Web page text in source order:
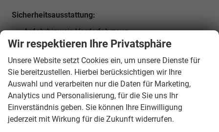
Sicherheitsausstattung:
Anfahrhinweis Vorderfahrzeug
Antiblockiersystem (ABS)
Aufmerksamkeitsassistent
Autonomer Notbremsassistent inkl.
Frontkollisionswarner
Berganfahrhilfe
Bremsassistent
eCall Notrufsystem
Wir respektieren Ihre Privatsphäre
Unsere Website setzt Cookies ein, um unsere Dienste für
Sie bereitzustellen. Hierbei berücksichtigen wir Ihre
Auswahl und verarbeiten nur die Daten für Marketing,
Analytics und Personalisierung, für die Sie uns Ihr
Einverständnis geben. Sie können Ihre Einwilligung
jederzeit mit Wirkung für die Zukunft widerrufen.